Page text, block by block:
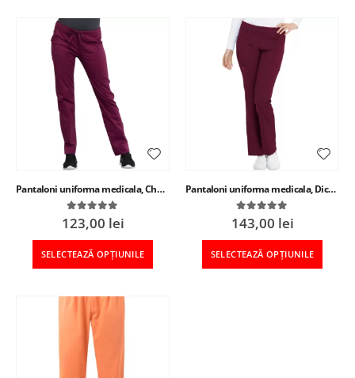
Pantaloni uniforma medicala, Cherokee Core Stretch
5.00 out of 5
123,00 lei
SELECTEAZĂ OPȚIUNILE
Pantaloni uniforma medicala, Dickies Balance, dama
5.00 out of 5
143,00 lei
SELECTEAZĂ OPȚIUNILE